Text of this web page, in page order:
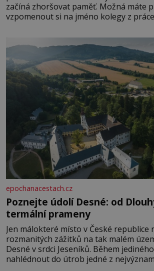
začíná zhoršovat paměť. Možná máte
vzpomenout si na jméno kolegy z
Je to opravdu tak, s věkem jako kdyby
rozhodla stávkovat. Cvičte
epochanacestach.cz
Poznejte údolí Desné: od
termální prameny
Jen málokteré místo v České republice
rozmanitých zážitků na tak malém
Desné v srdci Jeseníků. Během
nahlédnout do útrob jedné z